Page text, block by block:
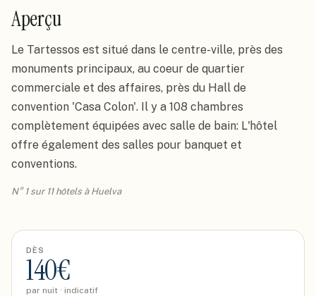
Aperçu
Le Tartessos est situé dans le centre-ville, près des
monuments principaux, au coeur de quartier
commerciale et des affaires, près du Hall de
convention 'Casa Colon'. Il y a 108 chambres
complètement équipées avec salle de bain: L'hôtel
offre également des salles pour banquet et
conventions.
N° 1 sur 11 hôtels à Huelva
DÈS
140€
par nuit · indicatif